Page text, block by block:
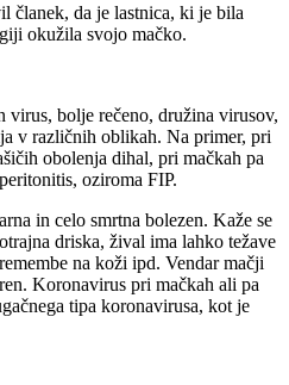
članek, da je lastnica, ki je bila
okužila svojo mačko.
virus, bolje rečeno, družina virusov,
v različnih oblikah. Na primer, pri
obolenja dihal, pri mačkah pa
oziroma FIP.
in celo smrtna bolezen. Kaže se
driska, žival ima lahko težave
na koži ipd. Vendar mačji
Koronavirus pri mačkah ali pa
tipa koronavirusa, kot je